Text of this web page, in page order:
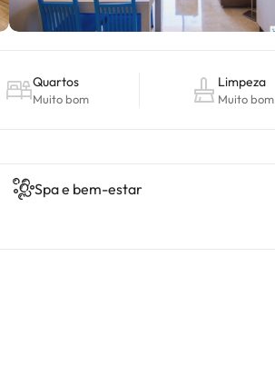
Quartos
Muito bom
Limpeza
Muito bom
Spa e bem-estar